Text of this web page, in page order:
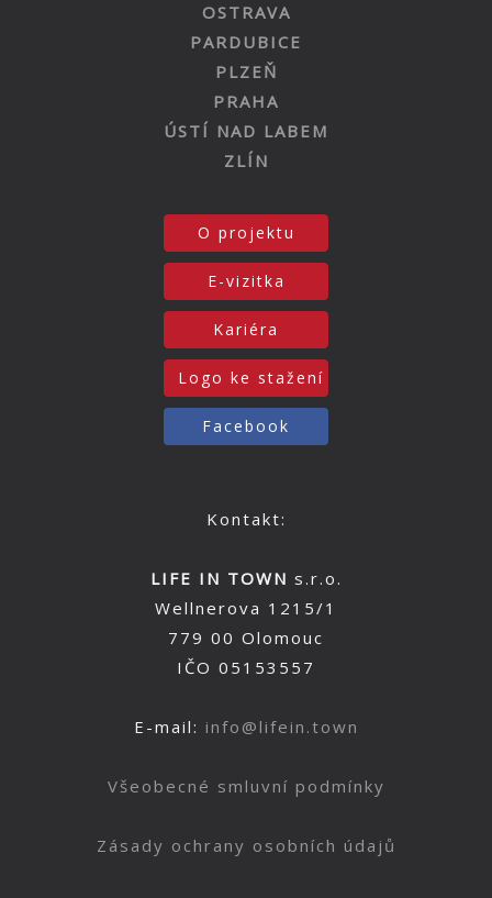
OSTRAVA
PARDUBICE
PLZEŇ
PRAHA
ÚSTÍ NAD LABEM
ZLÍN
O projektu
E-vizitka
Kariéra
Logo ke stažení
Facebook
Kontakt:
LIFE IN TOWN s.r.o.
Wellnerova 1215/1
779 00 Olomouc
IČO 05153557
E-mail: info@lifein.town
Všeobecné smluvní podmínky
Zásady ochrany osobních údajů